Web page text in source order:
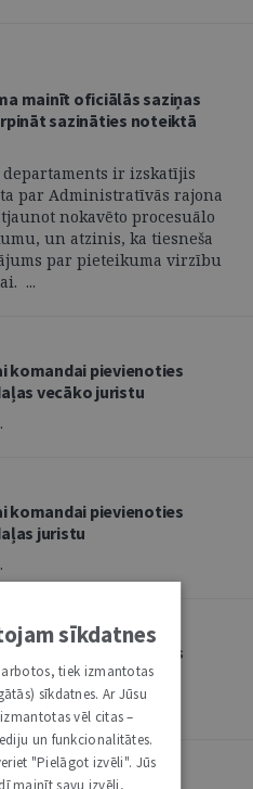
mainīt oficiālās saziņas
sazināties noteiktā
ir izskatījis
par Administratīvās rajona
nokavēto procesuālo
un atzinis, ka tiesneša
par pieteikuma virzību
...
komandai pievienoties
vecāko juristu
komandai pievienoties
juristu
komandai pievienoties
juristu
sīkdatnes
tiek izmantotas
sīkdatnes. Ar Jūsu
vēl citas –
un funkcionalitātes.
"Pielāgot izvēli". Jūs
mainīt savu izvēli,